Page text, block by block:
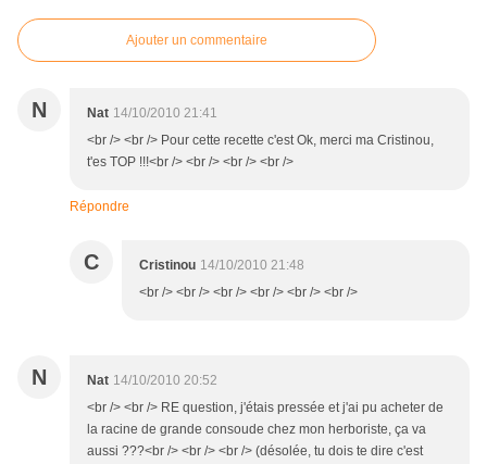
Ajouter un commentaire
N Nat 14/10/2010 21:41
<br /> <br /> Pour cette recette c'est Ok, merci ma Cristinou,
t'es TOP !!!<br /> <br /> <br /> <br />
Répondre
C Cristinou 14/10/2010 21:48
<br /> <br /> <br /> <br /> <br /> <br />
N Nat 14/10/2010 20:52
<br /> <br /> RE question, j'étais pressée et j'ai pu acheter de
la racine de grande consoude chez mon herboriste, ça va
aussi ???<br /> <br /> <br /> (désolée, tu dois te dire c'est